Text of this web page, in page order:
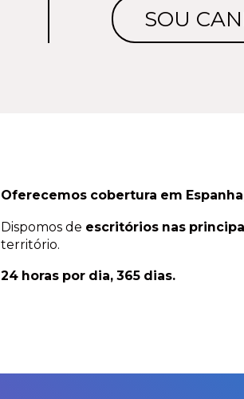
SOU
Oferecemos cobertura em
Dispomos de escritórios nas
território.
24 horas por dia, 365 dias.